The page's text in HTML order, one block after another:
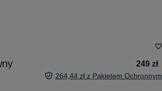
249 zł
264,44 zł z Pakietem Ochronnym